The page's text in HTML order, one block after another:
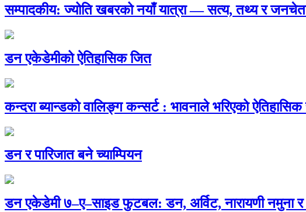
सम्पादकीय: ज्योति खबरको नयाँ यात्रा — सत्य, तथ्य र
डन एकेडेमीको ऐतिहासिक जित
कन्दरा ब्यान्डको वालिङ्ग कन्सर्ट : भावनाले भरिएको
डन र पारिजात बने च्याम्पियन
डन एकेडेमी ७–ए–साइड फुटबल: डन, अर्विट, नारायणी नमुना र